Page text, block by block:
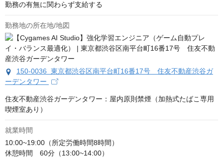
勤務の有無に関わらず支給する
勤務地の所在地/地図
150-0036 東京都渋谷区南平台町16番17号 住友不動産渋谷ガ
ーデンタワー
住友不動産渋谷ガーデンタワー：屋内原則禁煙（加熱式たばこ専用
喫煙室あり）
就業時間
10:00~19:00（所定労働時間8時間）
休憩時間　60分（13:00~14:00）